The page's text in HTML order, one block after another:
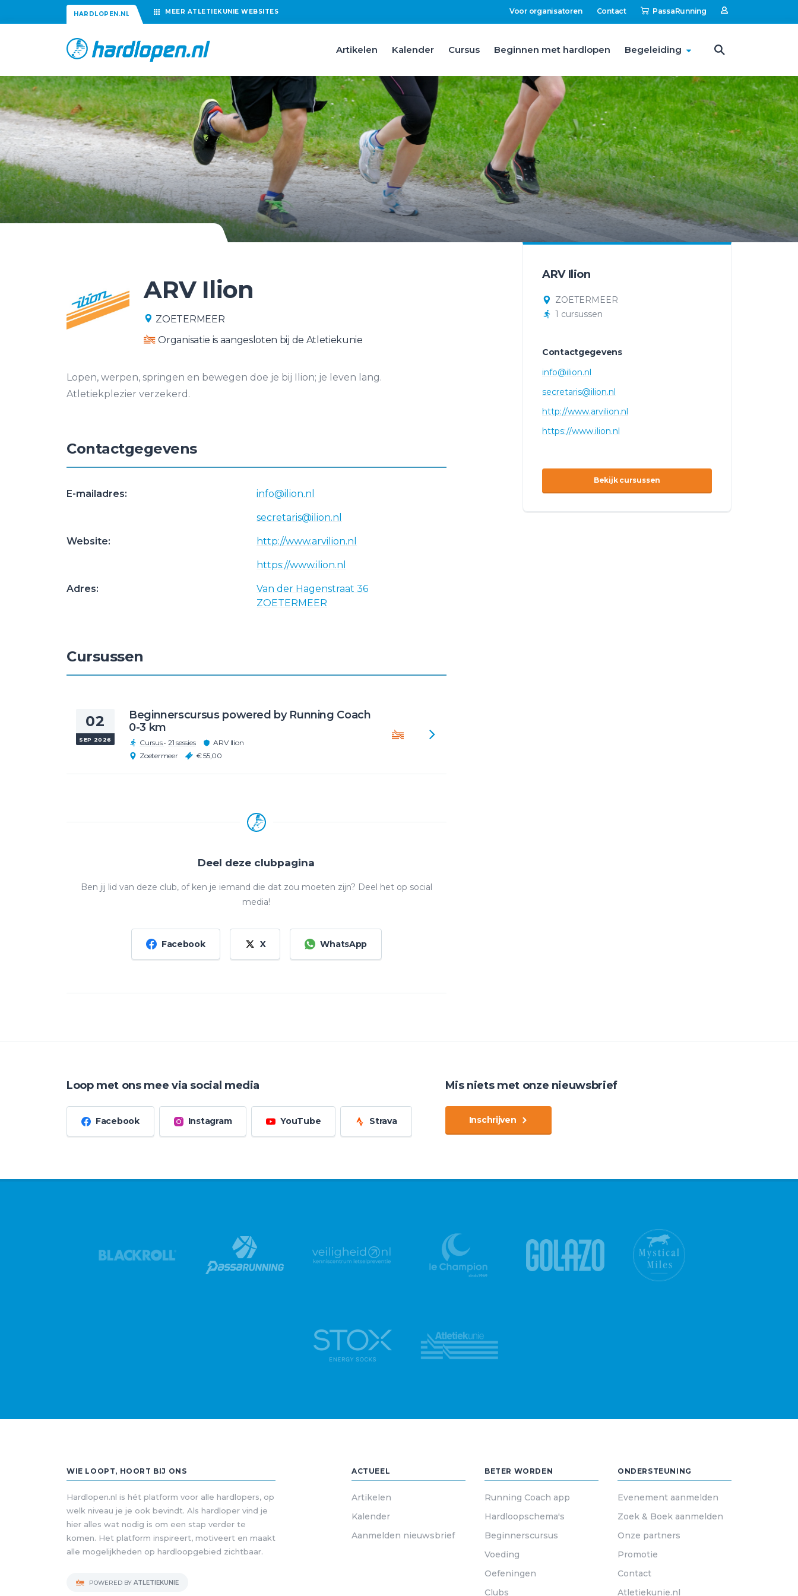
HARDLOPEN.NL MEER ATLETIEKUNIE WEBSITES Voor organisatoren Contact PassaRunning
Artikelen Kalender Cursus Beginnen met hardlopen Begeleiding
ARV Ilion
ZOETERMEER
Organisatie is aangesloten bij de Atletiekunie
Lopen, werpen, springen en bewegen doe je bij Ilion; je leven lang.
Atletiekplezier verzekerd.
Contactgegevens
E-mailadres: info@ilion.nl
secretaris@ilion.nl
Website: http://www.arvilion.nl
https://www.ilion.nl
Adres:
Van der Hagenstraat 36
ZOETERMEER
Cursussen
02
SEP 2026
Beginnerscursus powered by Running Coach
0-3 km
Cursus • 21 sessies
ARV Ilion
Zoetermeer
€ 55,00
Deel deze clubpagina
Ben jij lid van deze club, of ken je iemand die dat zou moeten zijn? Deel het op social
media!
Facebook X WhatsApp
ARV Ilion
ZOETERMEER
1 cursussen
Contactgegevens
info@ilion.nl
secretaris@ilion.nl
http://www.arvilion.nl
https://www.ilion.nl
Bekijk cursussen
Loop met ons mee via social media
Facebook Instagram YouTube Strava
Mis niets met onze nieuwsbrief
Inschrijven
WIE LOOPT, HOORT BIJ ONS
Hardlopen.nl is hét platform voor alle hardlopers, op
welk niveau je je ook bevindt. Als hardloper vind je
hier alles wat nodig is om een stap verder te
komen. Het platform inspireert, motiveert en maakt
alle mogelijkheden op hardloopgebied zichtbaar.
POWERED BY ATLETIEKUNIE
ACTUEEL
Artikelen
Kalender
Aanmelden nieuwsbrief
BETER WORDEN
Running Coach app
Hardloopschema's
Beginnerscursus
Voeding
Oefeningen
Clubs
ONDERSTEUNING
Evenement aanmelden
Zoek & Boek aanmelden
Onze partners
Promotie
Contact
Atletiekunie.nl